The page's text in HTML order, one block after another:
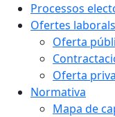
Processos
Ofertes laborals
Oferta
Oferta
Normativa
Mapa de